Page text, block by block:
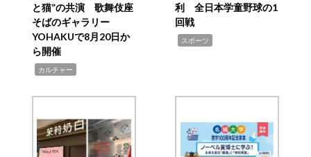
と猫”の共演 歌舞伎座
そばのギャラリー
YOHAKUで8月20日か
ら開催
カルチャー
利 全日本学童野球の1
回戦
スポーツ